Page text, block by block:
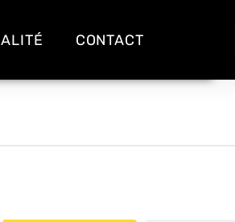
CONTACT